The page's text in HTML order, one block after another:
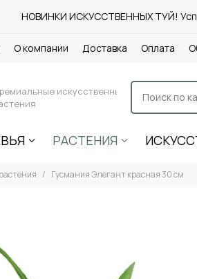
НОВИНКИ ИСКУССТВЕННЫХ ТУЙ!
О компании Доставка Оплата
искусственные
РАСТЕНИЯ
Гусмания Элегант красная 30 см